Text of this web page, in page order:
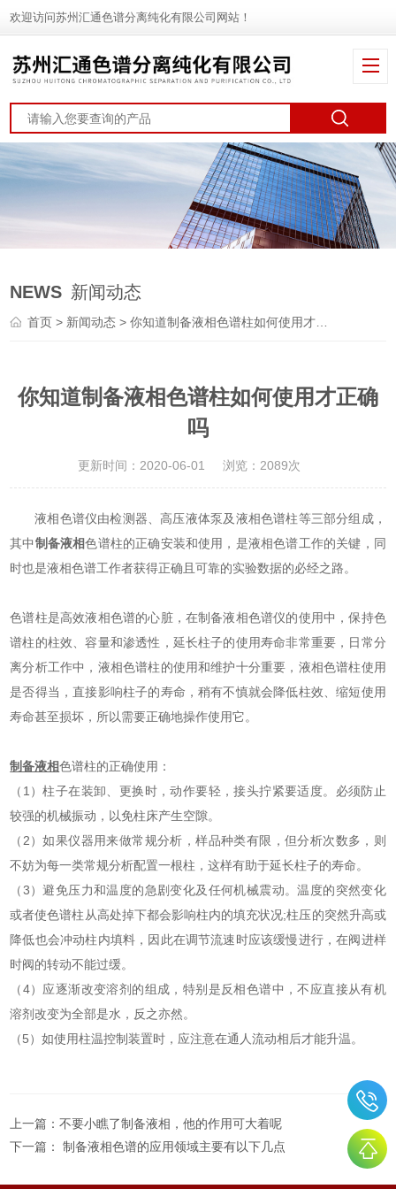
欢迎访问苏州汇通色谱分离纯化有限公司网站！
NEWS 新闻动态
首页 > 新闻动态 > 你知道制备液相色谱柱如何使用才正确吗
你知道制备液相色谱柱如何使用才正确
吗
更新时间：2020-06-01 浏览：2089次
液相色谱仪由检测器、高压液体泵及液相色谱柱等三部分组成，
其中制备液相色谱柱的正确安装和使用，是液相色谱工作的关键，同
时也是液相色谱工作者获得正确且可靠的实验数据的必经之路。
色谱柱是高效液相色谱的心脏，在制备液相色谱仪的使用中，保持色
谱柱的柱效、容量和渗透性，延长柱子的使用寿命非常重要，日常分
离分析工作中，液相色谱柱的使用和维护十分重要，液相色谱柱使用
是否得当，直接影响柱子的寿命，稍有不慎就会降低柱效、缩短使用
寿命甚至损坏，所以需要正确地操作使用它。
制备液相色谱柱的正确使用：
（1）柱子在装卸、更换时，动作要轻，接头拧紧要适度。必须防止
较强的机械振动，以免柱床产生空隙。
（2）如果仪器用来做常规分析，样品种类有限，但分析次数多，则
不妨为每一类常规分析配置一根柱，这样有助于延长柱子的寿命。
（3）避免压力和温度的急剧变化及任何机械震动。温度的突然变化
或者使色谱柱从高处掉下都会影响柱内的填充状况;柱压的突然升高或
降低也会冲动柱内填料，因此在调节流速时应该缓慢进行，在阀进样
时阀的转动不能过缓。
（4）应逐渐改变溶剂的组成，特别是反相色谱中，不应直接从有机
溶剂改变为全部是水，反之亦然。
（5）如使用柱温控制装置时，应注意在通人流动相后才能升温。
上一篇：不要小瞧了制备液相，他的作用可大着呢
下一篇：
制备液相色谱的应用领域主要有以下几点